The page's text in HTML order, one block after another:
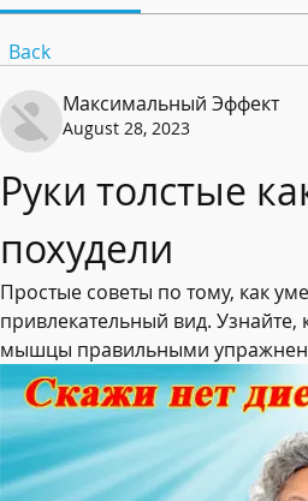
Back
Максимальный Эффект
August 28, 2023
Руки толстые
похудели
Простые советы по тому, как
привлекательный вид. Узнайте,
мышцы правильными